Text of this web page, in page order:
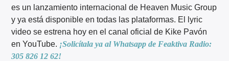
es un lanzamiento internacional de Heaven Music Group
y ya está disponible en todas las plataformas. El lyric
video se estrena hoy en el canal oficial de Kike Pavón
en YouTube. ¡Solicítala ya al Whatsapp de Feaktiva Radio:
305 826 12 62!